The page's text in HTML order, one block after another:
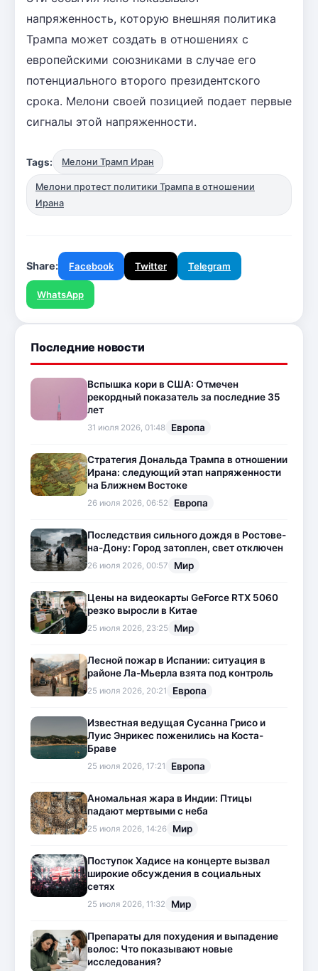
напряженность, которую внешняя политика
Трампа может создать в отношениях с
европейскими союзниками в случае его
потенциального второго президентского
срока. Мелони своей позицией подает первые
сигналы этой напряженности.
Tags: Мелони Трамп Иран
Мелони протест политики Трампа в отношении
Ирана
Share: Facebook Twitter Telegram
WhatsApp
Последние новости
Вспышка кори в США: Отмечен
рекордный показатель за последние 35
лет
31 июля 2026, 01:48 Европа
Стратегия Дональда Трампа в отношении
Ирана: следующий этап напряженности
на Ближнем Востоке
26 июля 2026, 06:52 Европа
Последствия сильного дождя в Ростове-
на-Дону: Город затоплен, свет отключен
26 июля 2026, 00:57 Мир
Цены на видеокарты GeForce RTX 5060
резко выросли в Китае
25 июля 2026, 23:25 Мир
Лесной пожар в Испании: ситуация в
районе Ла-Мьерла взята под контроль
25 июля 2026, 20:21 Европа
Известная ведущая Сусанна Грисо и
Луис Энрикес поженились на Коста-
Браве
25 июля 2026, 17:21 Европа
Аномальная жара в Индии: Птицы
падают мертвыми с неба
25 июля 2026, 14:26 Мир
Поступок Хадисе на концерте вызвал
широкие обсуждения в социальных
сетях
25 июля 2026, 11:32 Мир
Препараты для похудения и выпадение
волос: Что показывают новые
исследования?